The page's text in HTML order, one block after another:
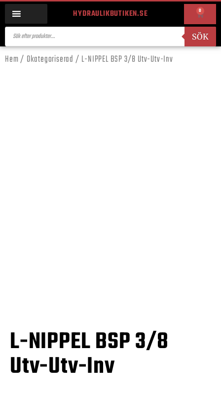
HYDRAULIKBUTIKEN.SE 0
SÖK
Hem/ Okategoriserad / L-NIPPEL BSP 3/8 Utv-Utv-Inv
L-NIPPEL BSP 3/8
Utv-Utv-Inv